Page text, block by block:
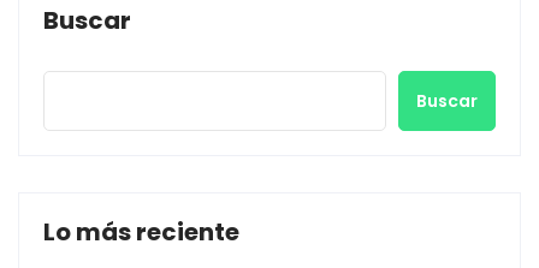
Buscar
Buscar
Lo más reciente